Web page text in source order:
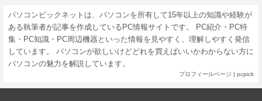
パソコンピックネットは、パソコンを所有して15年以上の知識や経験が
ある執筆者が記事を作成しているPC情報サイトです。 PC紹介・PC特
集・PC知識・PC周辺機器といった情報を見やすく、理解しやすく発信
しています。 パソコンが欲しいけどどれを買えばいいかわからない方に
パソコンの魅力を解説しています。
プロフィールページ pcpick